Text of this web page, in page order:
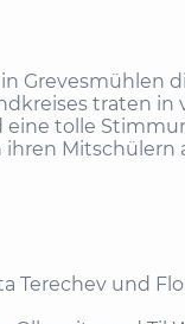
Grevesmühlen
traten in
tolle
Mitschülern
Terechev und